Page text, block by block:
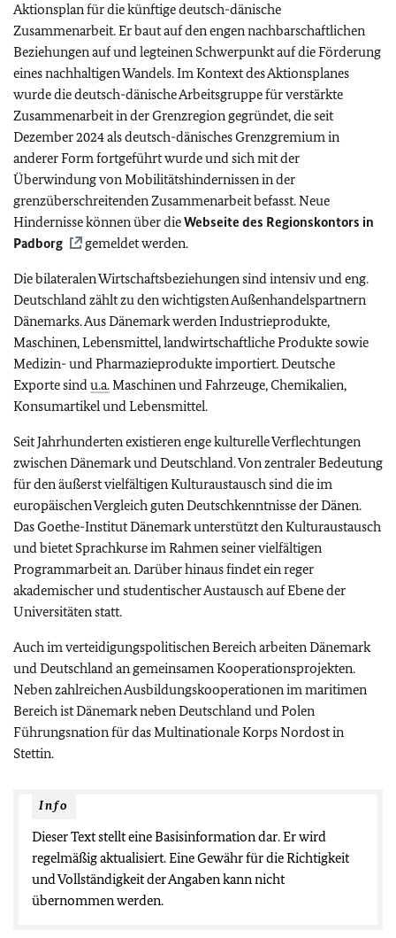
Aktionsplan für die künftige deutsch-dänische
Zusammenarbeit. Er baut auf den engen nachbarschaftlichen
Beziehungen auf und legteinen Schwerpunkt auf die Förderung
eines nachhaltigen Wandels. Im Kontext des Aktionsplanes
wurde die deutsch-dänische Arbeitsgruppe für verstärkte
Zusammenarbeit in der Grenzregion gegründet, die seit
Dezember 2024 als deutsch-dänisches Grenzgremium in
anderer Form fortgeführt wurde und sich mit der
Überwindung von Mobilitätshindernissen in der
grenzüberschreitenden Zusammenarbeit befasst. Neue
Hindernisse können über dieWebseite des Regionskontors in
Padborg
gemeldet werden.
Die bilateralen Wirtschaftsbeziehungen sind intensiv und eng.
Deutschland zählt zu den wichtigsten Außenhandelspartnern
Dänemarks. Aus Dänemark werden Industrieprodukte,
Maschinen, Lebensmittel, landwirtschaftliche Produkte sowie
Medizin- und Pharmazieprodukte importiert. Deutsche
Exporte sindu.a.Maschinen und Fahrzeuge, Chemikalien,
Konsumartikel und Lebensmittel.
Seit Jahrhunderten existieren enge kulturelle Verflechtungen
zwischen Dänemark und Deutschland. Von zentraler Bedeutung
für den äußerst vielfältigen Kulturaustausch sind die im
europäischen Vergleich guten Deutschkenntnisse der Dänen.
Das Goethe-Institut Dänemark unterstützt den Kulturaustausch
und bietet Sprachkurse im Rahmen seiner vielfältigen
Programmarbeit an. Darüber hinaus findet ein reger
akademischer und studentischer Austausch auf Ebene der
Universitäten statt.
Auch im verteidigungspolitischen Bereich arbeiten Dänemark
und Deutschland an gemeinsamen Kooperationsprojekten.
Neben zahlreichen Ausbildungskooperationen im maritimen
Bereich ist Dänemark neben Deutschland und Polen
Führungsnation für das Multinationale Korps Nordost in
Stettin.
Info
Dieser Text stellt eine Basisinformation dar. Er wird
regelmäßig aktualisiert. Eine Gewähr für die Richtigkeit
und Vollständigkeit der Angaben kann nicht
übernommen werden.